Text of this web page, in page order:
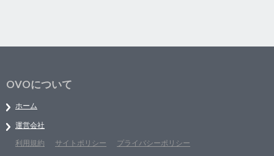
OVOについて
ホーム
運営会社
利用規約
サイトポリシー プライバシーポリシー